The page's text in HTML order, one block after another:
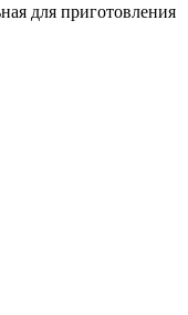
для приготовления